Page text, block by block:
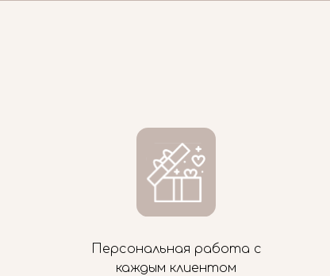
Персональная работа с
каждым клиентом